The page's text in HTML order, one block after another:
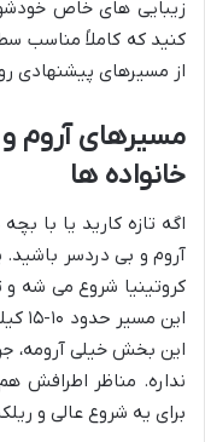
زیبایی های خاص
کنید که کاملاً مناسب
از مسیرهای پیشنهادی
مسیرهای آروم
خانواده ها
اگه تازه کارید یا با
آروم و بی دردسر باشید.
این بخش خیلی آرومه،
نداره. مناظر اطرافش
برای یه شروع عالی و